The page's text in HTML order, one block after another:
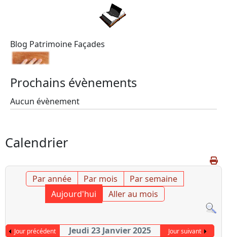
Blog Patrimoine Façades
Prochains évènements
Aucun évènement
Calendrier
Par année Par mois
Par semaine
Aujourd'hui
Aller au mois
Jour précédent Jeudi 23 Janvier 2025 Jour suivant